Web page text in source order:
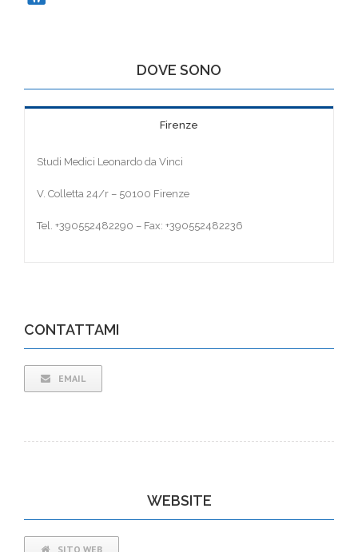
DOVE SONO
Firenze
Studi Medici Leonardo da Vinci
V. Colletta 24/r – 50100 Firenze
Tel. +390552482290 – Fax: +390552482236
CONTATTAMI
EMAIL
WEBSITE
SITO WEB